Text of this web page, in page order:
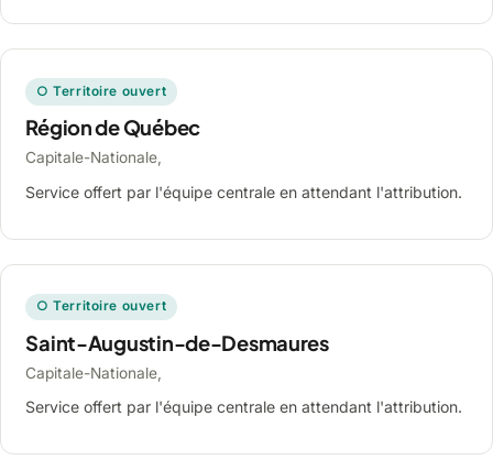
○ Territoire ouvert
Région de Québec
Capitale-Nationale,
Service offert par l'équipe centrale en attendant l'attribution.
○ Territoire ouvert
Saint-Augustin-de-Desmaures
Capitale-Nationale,
Service offert par l'équipe centrale en attendant l'attribution.